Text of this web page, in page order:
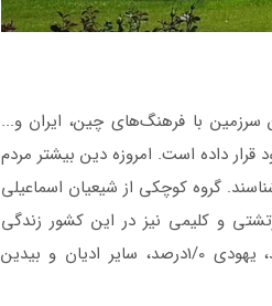
با فرهنگ‌های چین، ایران و...
داده است. امروزه دین بیشتر مردم
گروه کوچکی از شیعیان اسماعیلی
و کلیمی نيز در این کشور زندگی
می‌كنند. مسلمان 80درصد، مسلمان شيعه 5درصد، ارتدوكس روسی5/1درصد، يهودی 1/0درصد، ساير اديان و بیدين